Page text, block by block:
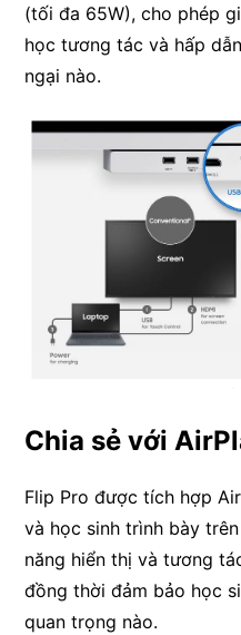
(tối đa 65W), cho phép
học tương tác và hấp
ngại nào.
Chia sẻ với
Flip Pro được tích hợp
và học sinh trình bày
năng hiển thị và tương
đồng thời đảm bảo học
quan trọng nào.